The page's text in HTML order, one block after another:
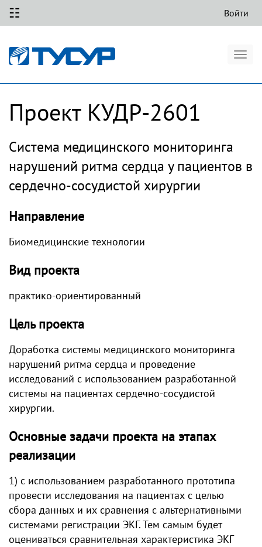
☷ Войти
Проект КУДР-2601
Система медицинского мониторинга
нарушений ритма сердца у пациентов в
сердечно-сосудистой хирургии
Направление
Биомедицинские технологии
Вид проекта
практико-ориентированный
Цель проекта
Доработка системы медицинского мониторинга
нарушений ритма сердца и проведение
исследований с использованием разработанной
системы на пациентах сердечно-сосудистой
хирургии.
Основные задачи проекта на этапах
реализации
1) с использованием разработанного прототипа
провести исследования на пациентах с целью
сбора данных и их сравнения с альтернативными
системами регистрации ЭКГ. Тем самым будет
оцениваться сравнительная характеристика ЭКГ